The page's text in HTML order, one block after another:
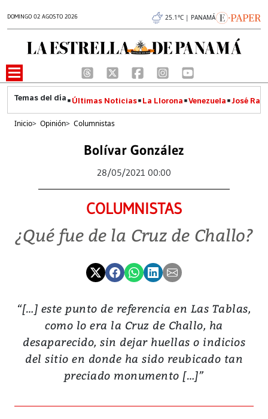
DOMINGO 02 AGOSTO 2026 25.1°C | PANAMÁ
Últimas Noticias La Llorona Venezuela José
Inicio> Opinión> Columnistas
Bolívar González
28/05/2021 00:00
COLUMNISTAS
¿Qué fue de la Cruz de Challo?
“[…] este punto de referencia en Las Tablas,
como lo era la Cruz de Challo, ha
desaparecido, sin dejar huellas o indicios
del sitio en donde ha sido reubicado tan
preciado monumento […]”